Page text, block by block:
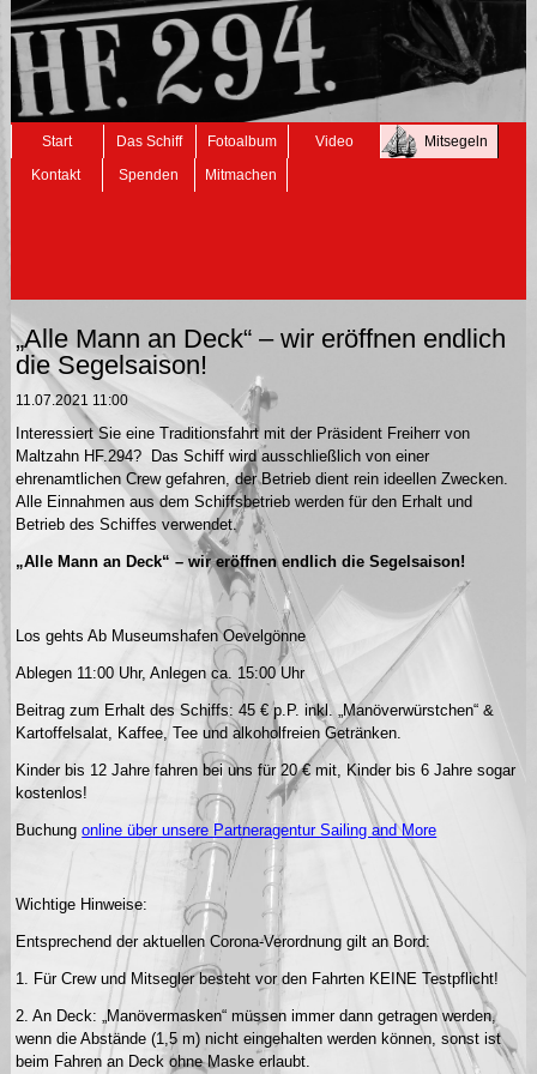
Navigation
überspringen
Start Das Schiff Fotoalbum Video
Mitsegeln
Kontakt
Spenden Mitmachen
„Alle Mann an Deck“ – wir eröffnen endlich
die Segelsaison!
11.07.2021 11:00
Interessiert Sie eine Traditionsfahrt mit der Präsident Freiherr von
Maltzahn HF.294? Das Schiff wird ausschließlich von einer
ehrenamtlichen Crew gefahren, der Betrieb dient rein ideellen Zwecken.
Alle Einnahmen aus dem Schiffsbetrieb werden für den Erhalt und
Betrieb des Schiffes verwendet.
„Alle Mann an Deck“ – wir eröffnen endlich die Segelsaison!
Los gehts Ab Museumshafen Oevelgönne
Ablegen 11:00 Uhr, Anlegen ca. 15:00 Uhr
Beitrag zum Erhalt des Schiffs: 45 € p.P. inkl. „Manöverwürstchen“ &
Kartoffelsalat, Kaffee, Tee und alkoholfreien Getränken.
Kinder bis 12 Jahre fahren bei uns für 20 € mit, Kinder bis 6 Jahre sogar
kostenlos!
Buchungonline über unsere Partneragentur Sailing and More
Wichtige Hinweise:
Entsprechend der aktuellen Corona-Verordnung gilt an Bord:
1. Für Crew und Mitsegler besteht vor den Fahrten KEINE Testpflicht!
2. An Deck: „Manövermasken“ müssen immer dann getragen werden,
wenn die Abstände (1,5 m) nicht eingehalten werden können, sonst ist
beim Fahren an Deck ohne Maske erlaubt.